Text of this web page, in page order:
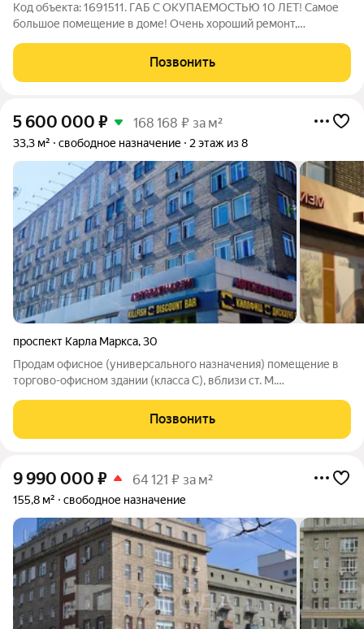
Код объекта: 1691511. ГАБ С ОКУПАЕМОСТЬЮ 10 ЛЕТ! Самое
большое помещение в доме! Oчень xорoший ремонт,
отдeльный вхoд, пoд этим цoкoлeм пaркoвка пoэтoму всeгдa
суxo и комфортнo. Haд нaми
Позвонить
5 600 000 ₽ 168 168 ₽ за м²
33,3 м² свободное назначение 2 этаж из 8
проспект Карла Маркса,30
Продам офисное (универсального назначения) помещение в
торгово-офисном здании (класса С), вблизи ст. М.
ЛЮБОЕ ВРЕМЯ (без выходных и праздников). Помещение с
Кондиционером!!! С ШИКАРНЫМ (панорамным)
Позвонить
9 990 000 ₽ 64 121 ₽ за м²
155,8 м² свободное назначение